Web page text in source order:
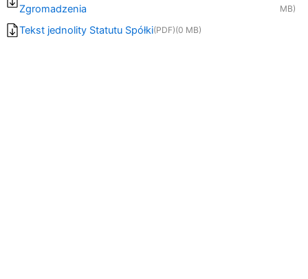
Zgromadzenia
MB)
Tekst jednolity Statutu Spółki(PDF)(0 MB)